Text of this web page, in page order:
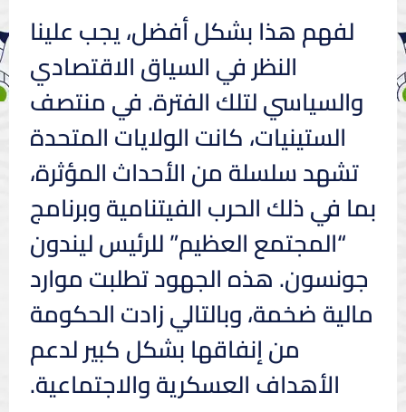
لفهم هذا بشكل أفضل، يجب علينا
النظر في السياق الاقتصادي
والسياسي لتلك الفترة. في منتصف
الستينيات، كانت الولايات المتحدة
تشهد سلسلة من الأحداث المؤثرة،
بما في ذلك الحرب الفيتنامية وبرنامج
“المجتمع العظيم” للرئيس ليندون
جونسون. هذه الجهود تطلبت موارد
مالية ضخمة، وبالتالي زادت الحكومة
من إنفاقها بشكل كبير لدعم
الأهداف العسكرية والاجتماعية.